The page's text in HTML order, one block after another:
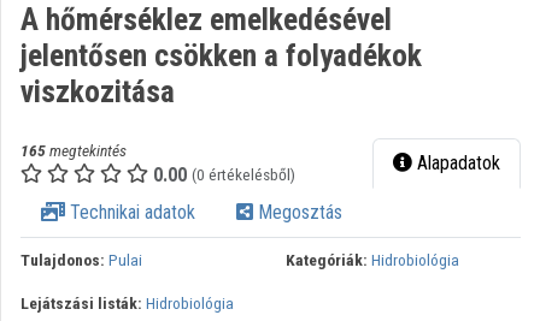
Közreműködők
Megjelenés:világos
A hőmérséklez emelkedésével
jelentősen csökken a folyadékok
viszkozitása
165megtekintés
0.00 (0 értékelésből) Alapadatok
Technikai adatok Megosztás
Tulajdonos: Pulai Kategóriák: Hidrobiológia
Lejátszási listák: Hidrobiológia